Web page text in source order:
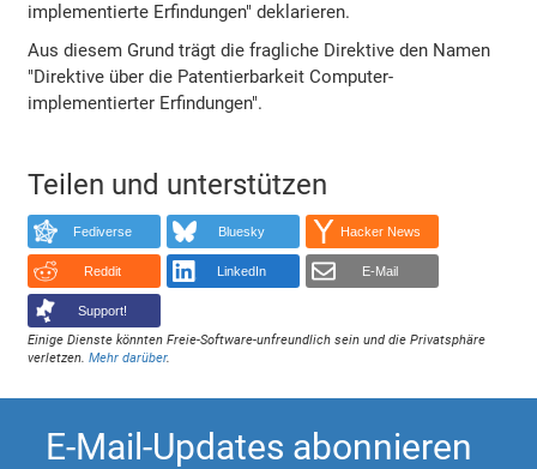
implementierte Erfindungen" deklarieren.
Aus diesem Grund trägt die fragliche Direktive den Namen
"Direktive über die Patentierbarkeit Computer-
implementierter Erfindungen".
Teilen und unterstützen
Fediverse Bluesky Hacker News
Reddit LinkedIn E-Mail
Support!
Einige Dienste könnten Freie-Software-unfreundlich sein und die Privatsphäre
verletzen.Mehr darüber.
E-Mail-Updates abonnieren